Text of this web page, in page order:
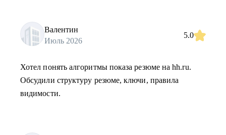
Валентин
Июль 2026
5.0
Хотел понять алгоритмы показа резюме на hh.ru.
Обсудили структуру резюме, ключи, правила
видимости.